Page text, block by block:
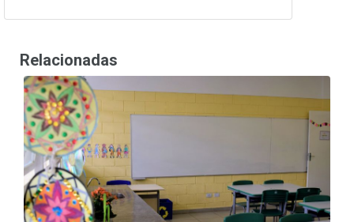
Relacionadas